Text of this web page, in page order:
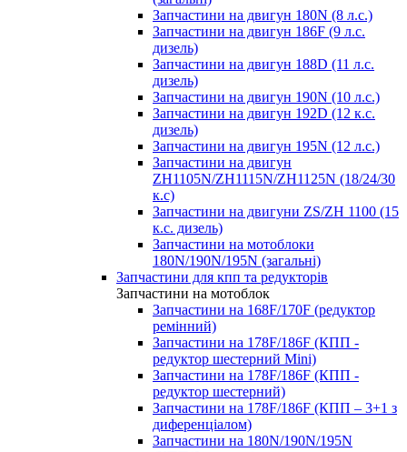
Запчастини на двигун 180N (8 л.с.)
Запчастини на двигун 186F (9 л.с.
дизель)
Запчастини на двигун 188D (11 л.с.
дизель)
Запчастини на двигун 190N (10 л.с.)
Запчастини на двигун 192D (12 к.с.
дизель)
Запчастини на двигун 195N (12 л.с.)
Запчастини на двигун
ZH1105N/ZH1115N/ZH1125N (18/24/30
к.с)
Запчастини на двигуни ZS/ZH 1100 (15
к.с. дизель)
Запчастини на мотоблоки
180N/190N/195N (загальні)
Запчастини для кпп та редукторів
Запчастини на мотоблок
Запчастини на 168F/170F (редуктор
ремінний)
Запчастини на 178F/186F (КПП -
редуктор шестерний Mini)
Запчастини на 178F/186F (КПП -
редуктор шестерний)
Запчастини на 178F/186F (КПП – 3+1 з
диференціалом)
Запчастини на 180N/190N/195N